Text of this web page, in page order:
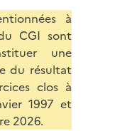
à
CGI sont
une
du résultat
clos à
1997 et
2026.